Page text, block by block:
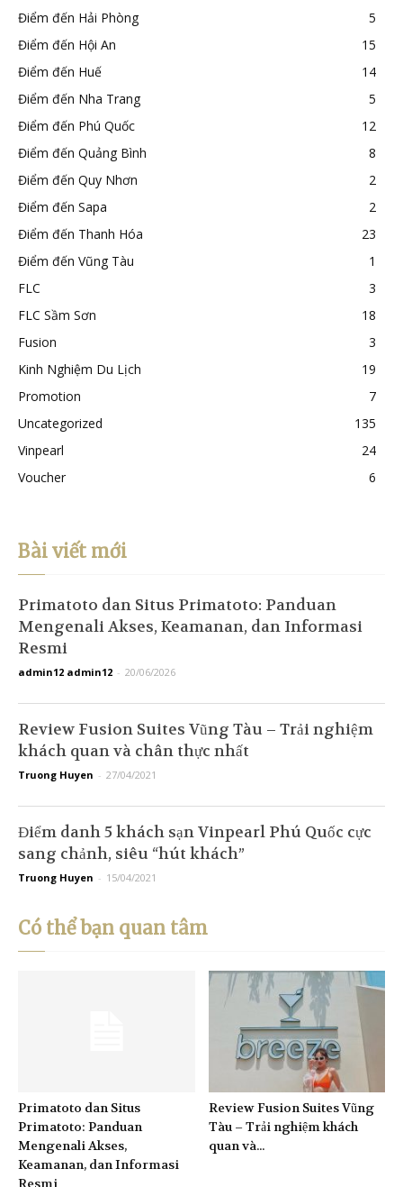
Điểm đến Hải Phòng
5
Điểm đến Hội An
15
Điểm đến Huế
14
Điểm đến Nha Trang
5
Điểm đến Phú Quốc
12
Điểm đến Quảng Bình
8
Điểm đến Quy Nhơn
2
Điểm đến Sapa
2
Điểm đến Thanh Hóa
23
Điểm đến Vũng Tàu
1
FLC
3
FLC Sầm Sơn
18
Fusion
3
Kinh Nghiệm Du Lịch
19
Promotion
7
Uncategorized
135
Vinpearl
24
Voucher
6
Bài viết mới
Primatoto dan Situs Primatoto: Panduan
Mengenali Akses, Keamanan, dan Informasi
Resmi
admin12 admin12 - 20/06/2026
Review Fusion Suites Vũng Tàu – Trải nghiệm
khách quan và chân thực nhất
Truong Huyen - 27/04/2021
Điểm danh 5 khách sạn Vinpearl Phú Quốc cực
sang chảnh, siêu “hút khách”
Truong Huyen - 15/04/2021
Có thể bạn quan tâm
Primatoto dan Situs
Primatoto: Panduan
Mengenali Akses,
Keamanan, dan Informasi
Resmi
Review Fusion Suites Vũng
Tàu – Trải nghiệm khách
quan và...